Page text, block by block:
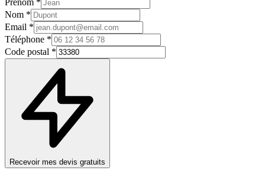
Prénom *
Nom *
Email *
Téléphone *
Code postal *
Recevoir mes devis gratuits